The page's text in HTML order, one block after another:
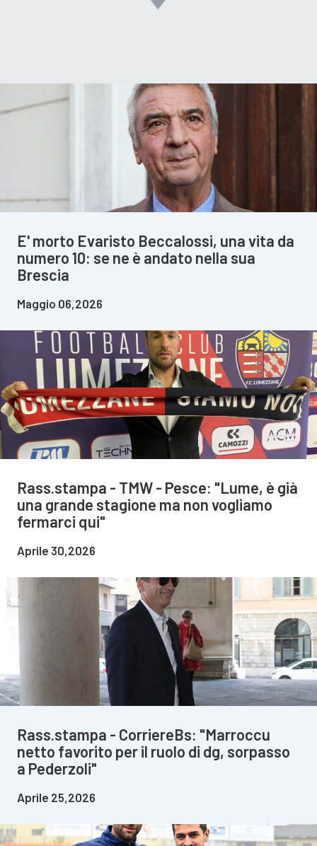
E' morto Evaristo Beccalossi, una vita da
numero 10: se ne è andato nella sua
Brescia
Maggio 06,2026
Rass.stampa - TMW - Pesce: "Lume, è già
una grande stagione ma non vogliamo
fermarci qui"
Aprile 30,2026
Rass.stampa - CorriereBs: "Marroccu
netto favorito per il ruolo di dg, sorpasso
a Pederzoli"
Aprile 25,2026